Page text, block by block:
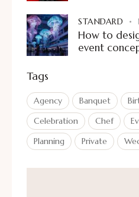
STANDARD
How to
event
Tags
Agency Banquet
Celebration
Chef
Planning
Private